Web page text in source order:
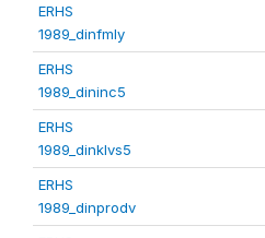
ERHS
1989_dinfmly
ERHS
1989_dininc5
ERHS
1989_dinklvs5
ERHS
1989_dinprodv